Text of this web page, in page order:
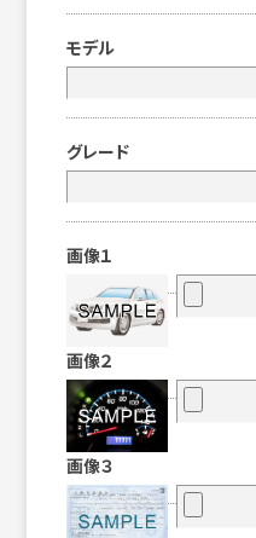
モデル
グレード
画像１
画像２
画像３